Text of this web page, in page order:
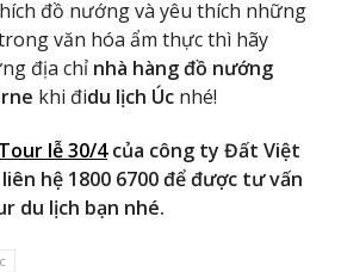
đồ nướng và yêu thích những
văn hóa ẩm thực thì hãy
địa chỉ nhà hàng đồ nướng
khi đidu lịch Úc nhé!
Tour lễ 30/4của công ty Đất Việt
hệ 1800 6700 để được tư vấn
du lịch bạn nhé.